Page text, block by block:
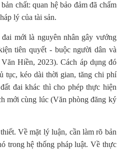
chất: quan hệ bảo đảm đã chấm
lý của tài sản.
mới là nguyên nhân gây vướng
tiên quyết - buộc người dân và
Hiền, 2023). Cách áp dụng đó
tục, kéo dài thời gian, tăng chi phí
đai khác thì cho phép thực hiện
mới cùng lúc (Văn phòng đăng ký
Về mặt lý luận, cần làm rõ bản
trong hệ thống pháp luật. Về thực